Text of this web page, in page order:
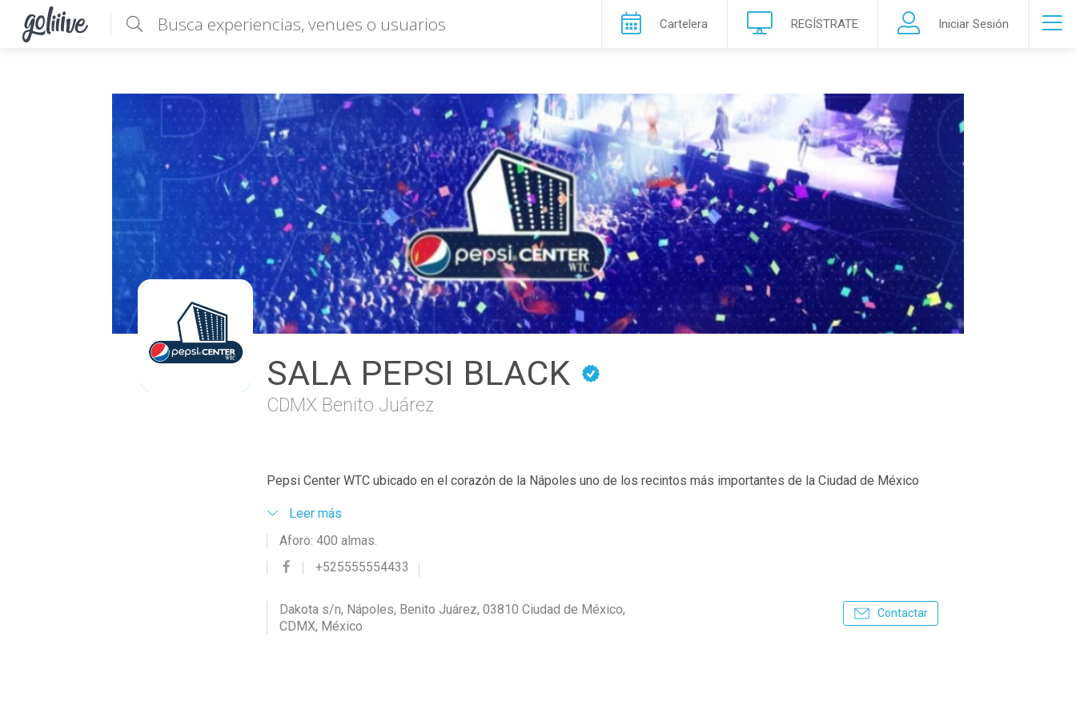
Cartelera REGÍSTRATE Iniciar Sesión
SALA PEPSI BLACK
CDMX Benito Juárez
Pepsi Center WTC ubicado en el corazón de la Nápoles uno de los recintos más importantes de la Ciudad de México
Leer más
Aforo: 400 almas.
+525555554433
Dakota s/n, Nápoles, Benito Juárez, 03810 Ciudad de México,
CDMX, México
Contactar